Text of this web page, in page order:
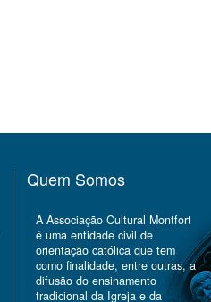
Quem Somos
A Associação Cultural Montfort
é uma entidade civil de
orientação católica que tem
como finalidade, entre outras, a
difusão do ensinamento
tradicional da Igreja e da